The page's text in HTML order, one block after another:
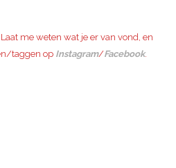
me weten wat je er van vond, en
taggen op Instagram/Facebook.